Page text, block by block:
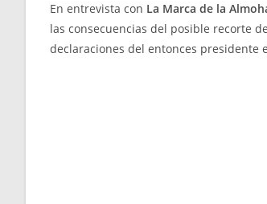
En entrevista con La Marca de la
las consecuencias del posible recorte
declaraciones del entonces presidente